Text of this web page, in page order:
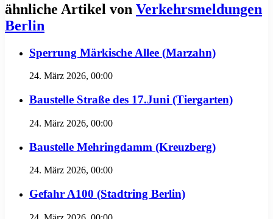
ähnliche Artikel von Verkehrsmeldungen
Berlin
Sperrung Märkische Allee (Marzahn)
24. März 2026, 00:00
Baustelle Straße des 17.Juni (Tiergarten)
24. März 2026, 00:00
Baustelle Mehringdamm (Kreuzberg)
24. März 2026, 00:00
Gefahr A100 (Stadtring Berlin)